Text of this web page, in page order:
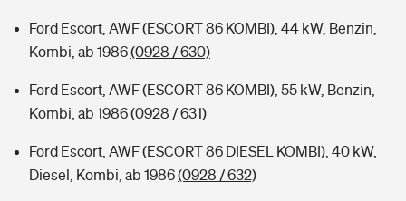
Ford Escort, AWF (ESCORT 86 KOMBI), 44 kW, Benzin,
Kombi, ab 1986(0928 / 630)
Ford Escort, AWF (ESCORT 86 KOMBI), 55 kW, Benzin,
Kombi, ab 1986(0928 / 631)
Ford Escort, AWF (ESCORT 86 DIESEL KOMBI), 40 kW,
Diesel, Kombi, ab 1986(0928 / 632)